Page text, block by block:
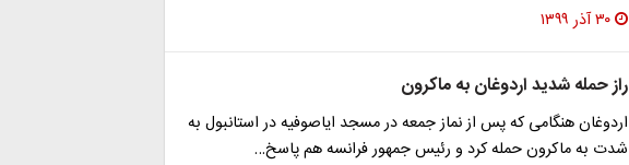
۳۰ آذر ۱۳۹۹
راز حمله شدید اردوغان به ماکرون
اردوغان هنگامی که پس از نماز جمعه در مسجد ایاصوفیه در استانبول به
شدت به ماکرون حمله کرد و رئیس جمهور فرانسه هم پاسخ…